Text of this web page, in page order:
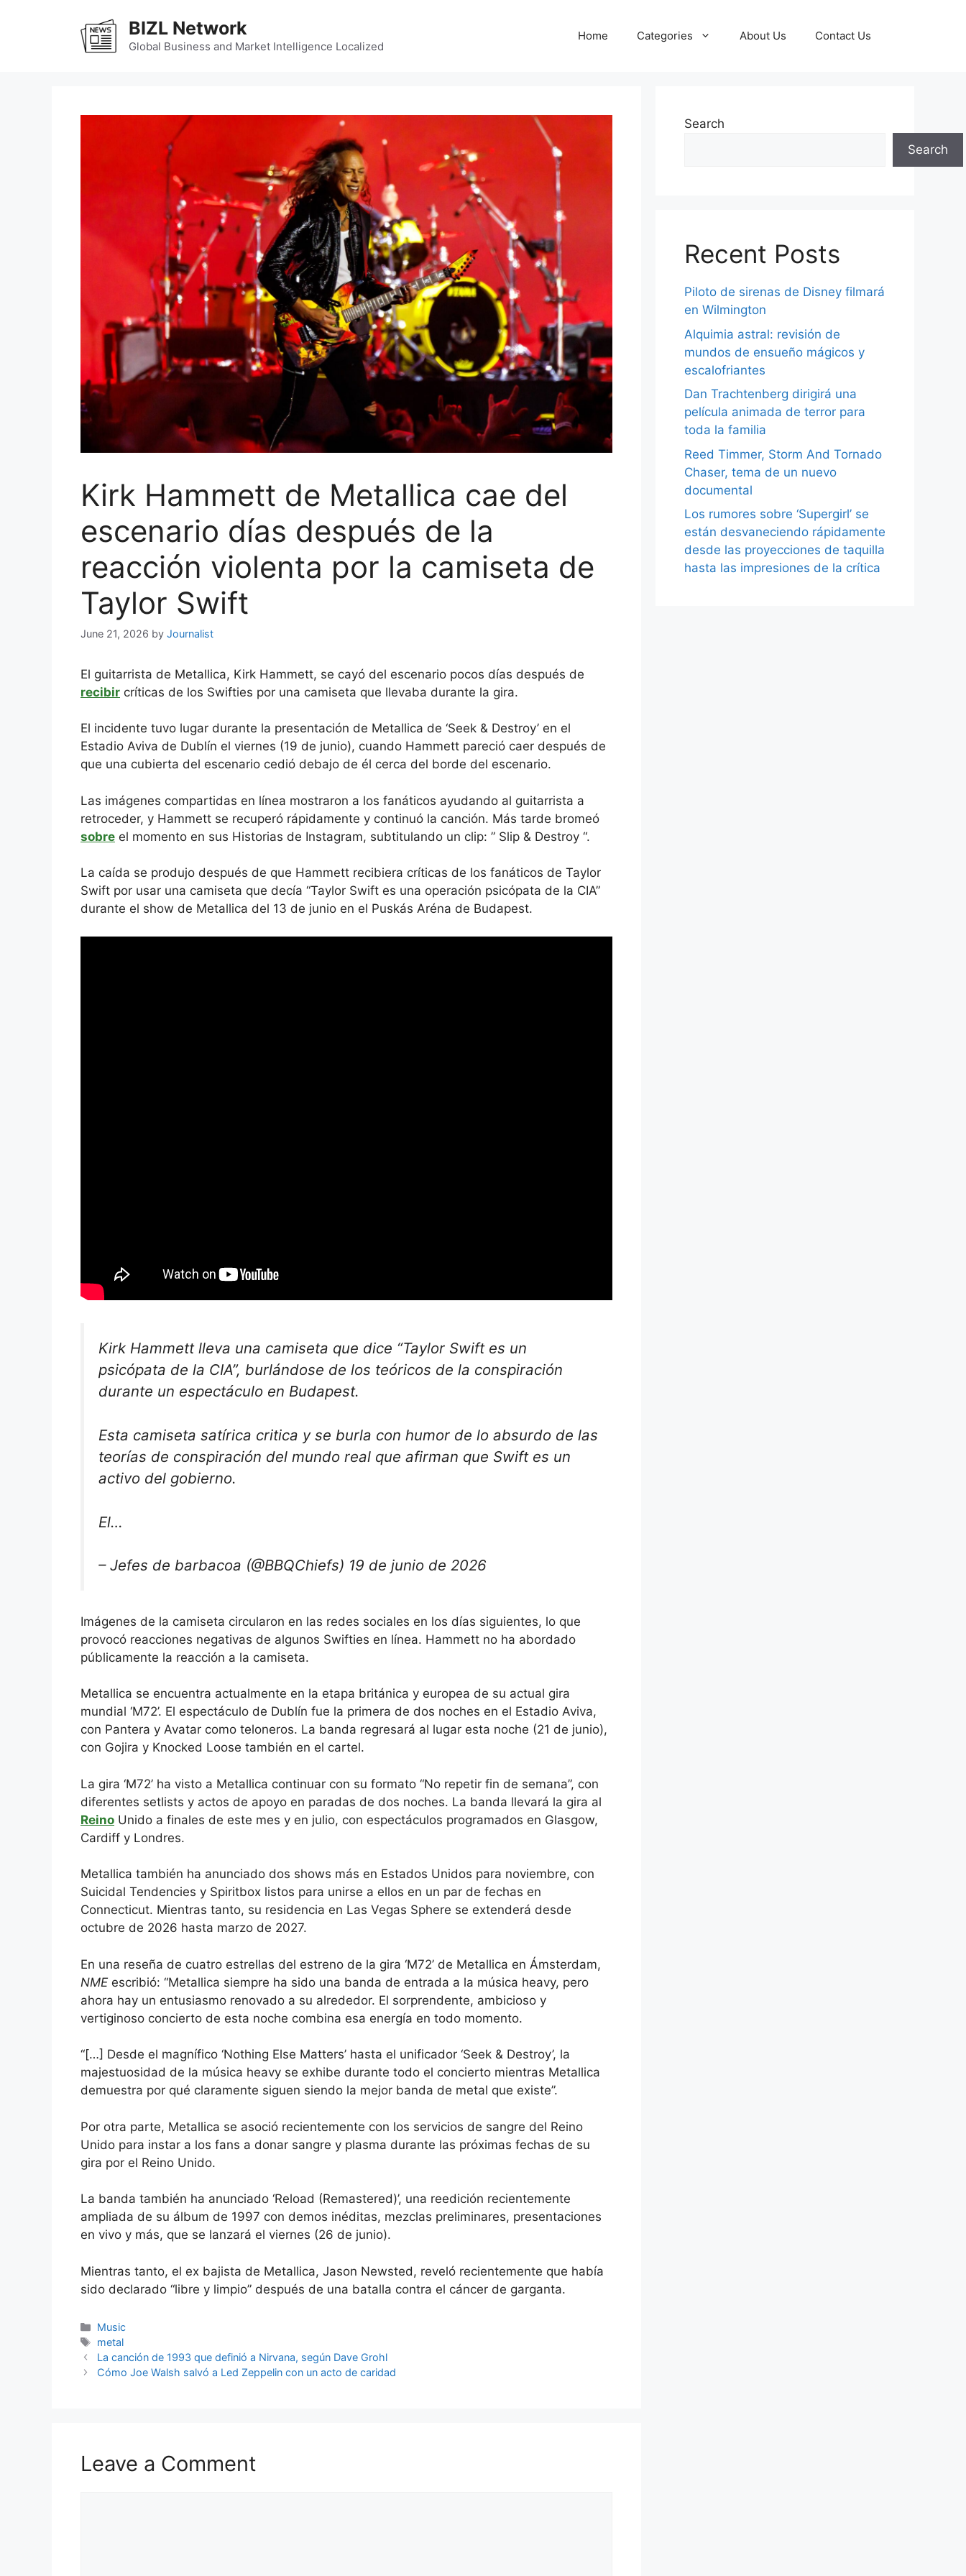
BIZL Network
Global Business and Market Intelligence Localized
Home Categories About Us Contact Us
Kirk Hammett de Metallica cae del
escenario días después de la
reacción violenta por la camiseta de
Taylor Swift
June 21, 2026 by Journalist
El guitarrista de Metallica, Kirk Hammett, se cayó del escenario pocos días después de
recibir críticas de los Swifties por una camiseta que llevaba durante la gira.
El incidente tuvo lugar durante la presentación de Metallica de ‘Seek & Destroy’ en el
Estadio Aviva de Dublín el viernes (19 de junio), cuando Hammett pareció caer después de
que una cubierta del escenario cedió debajo de él cerca del borde del escenario.
Las imágenes compartidas en línea mostraron a los fanáticos ayudando al guitarrista a
retroceder, y Hammett se recuperó rápidamente y continuó la canción. Más tarde bromeó
sobre el momento en sus Historias de Instagram, subtitulando un clip: ” Slip & Destroy “.
La caída se produjo después de que Hammett recibiera críticas de los fanáticos de Taylor
Swift por usar una camiseta que decía “Taylor Swift es una operación psicópata de la CIA”
durante el show de Metallica del 13 de junio en el Puskás Aréna de Budapest.
Kirk Hammett lleva una camiseta que dice “Taylor Swift es un
psicópata de la CIA”, burlándose de los teóricos de la conspiración
durante un espectáculo en Budapest.
Esta camiseta satírica critica y se burla con humor de lo absurdo de las
teorías de conspiración del mundo real que afirman que Swift es un
activo del gobierno.
El…
– Jefes de barbacoa (@BBQChiefs) 19 de junio de 2026
Imágenes de la camiseta circularon en las redes sociales en los días siguientes, lo que
provocó reacciones negativas de algunos Swifties en línea. Hammett no ha abordado
públicamente la reacción a la camiseta.
Metallica se encuentra actualmente en la etapa británica y europea de su actual gira
mundial ‘M72’. El espectáculo de Dublín fue la primera de dos noches en el Estadio Aviva,
con Pantera y Avatar como teloneros. La banda regresará al lugar esta noche (21 de junio),
con Gojira y Knocked Loose también en el cartel.
La gira ‘M72’ ha visto a Metallica continuar con su formato “No repetir fin de semana”, con
diferentes setlists y actos de apoyo en paradas de dos noches. La banda llevará la gira al
Reino Unido a finales de este mes y en julio, con espectáculos programados en Glasgow,
Cardiff y Londres.
Metallica también ha anunciado dos shows más en Estados Unidos para noviembre, con
Suicidal Tendencies y Spiritbox listos para unirse a ellos en un par de fechas en
Connecticut. Mientras tanto, su residencia en Las Vegas Sphere se extenderá desde
octubre de 2026 hasta marzo de 2027.
En una reseña de cuatro estrellas del estreno de la gira ‘M72’ de Metallica en Ámsterdam,
NME escribió: “Metallica siempre ha sido una banda de entrada a la música heavy, pero
ahora hay un entusiasmo renovado a su alrededor. El sorprendente, ambicioso y
vertiginoso concierto de esta noche combina esa energía en todo momento.
“[…] Desde el magnífico ‘Nothing Else Matters’ hasta el unificador ‘Seek & Destroy’, la
majestuosidad de la música heavy se exhibe durante todo el concierto mientras Metallica
demuestra por qué claramente siguen siendo la mejor banda de metal que existe”.
Por otra parte, Metallica se asoció recientemente con los servicios de sangre del Reino
Unido para instar a los fans a donar sangre y plasma durante las próximas fechas de su
gira por el Reino Unido.
La banda también ha anunciado ‘Reload (Remastered)’, una reedición recientemente
ampliada de su álbum de 1997 con demos inéditas, mezclas preliminares, presentaciones
en vivo y más, que se lanzará el viernes (26 de junio).
Mientras tanto, el ex bajista de Metallica, Jason Newsted, reveló recientemente que había
sido declarado “libre y limpio” después de una batalla contra el cáncer de garganta.
Categories
Music
Tags
metal
La canción de 1993 que definió a Nirvana, según Dave Grohl
Cómo Joe Walsh salvó a Led Zeppelin con un acto de caridad
Leave a Comment
Search
Search
Recent Posts
Piloto de sirenas de Disney filmará
en Wilmington
Alquimia astral: revisión de
mundos de ensueño mágicos y
escalofriantes
Dan Trachtenberg dirigirá una
película animada de terror para
toda la familia
Reed Timmer, Storm And Tornado
Chaser, tema de un nuevo
documental
Los rumores sobre ‘Supergirl’ se
están desvaneciendo rápidamente
desde las proyecciones de taquilla
hasta las impresiones de la crítica